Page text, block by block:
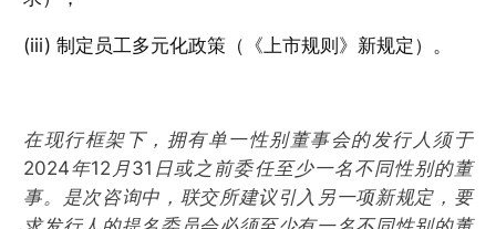
(iii) 制定员工多元化政策（《上市规则》新规定）。
在现行框架下，拥有单一性别董事会的发行人须于
2024年12月31日或之前委任至少一名不同性别的董
事。是次咨询中，联交所建议引入另一项新规定，要